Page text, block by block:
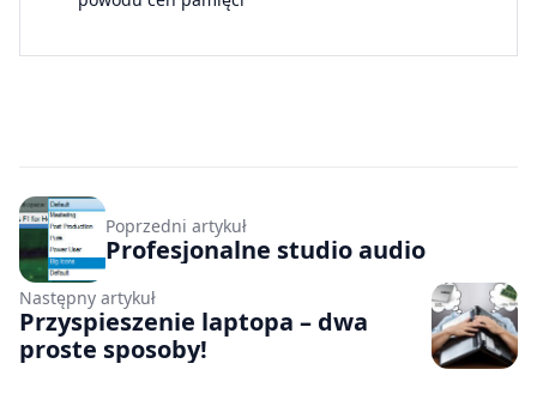
Poprzedni artykuł
Profesjonalne studio audio
Następny artykuł
Przyspieszenie laptopa – dwa
proste sposoby!